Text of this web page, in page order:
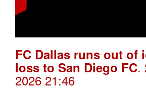
FC Dallas runs out of
loss to San Diego FC.
2026 21:46